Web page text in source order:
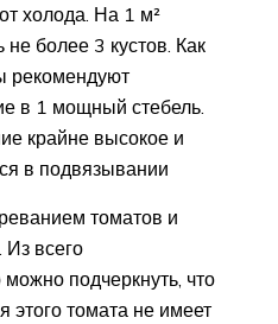
холода. На 1 м²
не более 3 кустов. Как
рекомендуют
в 1 мощный стебель.
крайне высокое и
в подвязывании
томатов и
Из всего
подчеркнуть, что
томата не имеет